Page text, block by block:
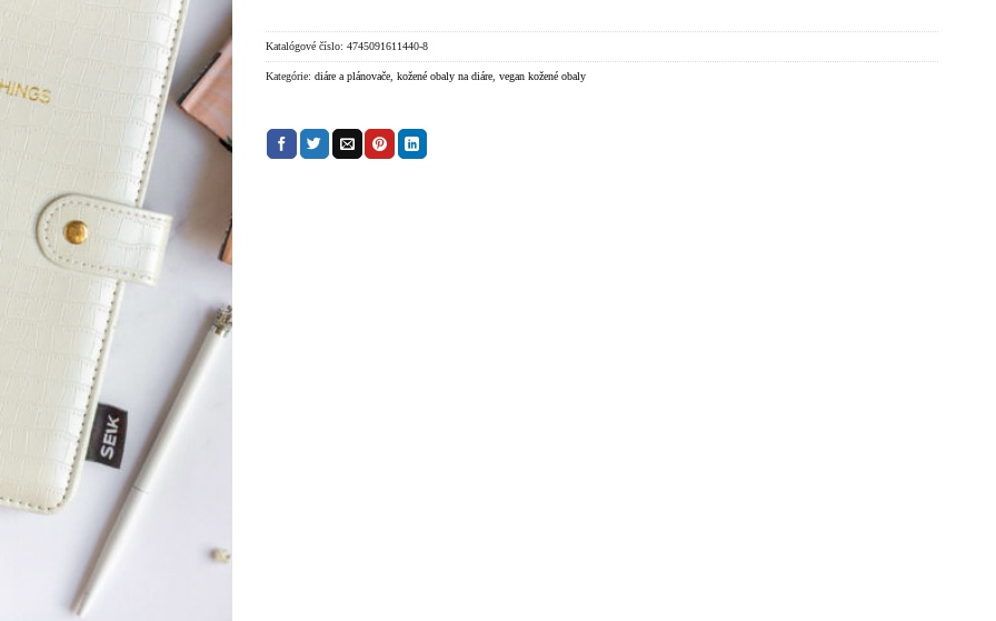
Katalógové číslo: 4745091611440-8
Kategórie: diáre a plánovače, kožené obaly na diáre, vegan kožené obaly